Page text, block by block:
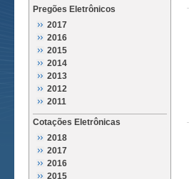
Pregões Eletrônicos
2017
2016
2015
2014
2013
2012
2011
Cotações Eletrônicas
2018
2017
2016
2015